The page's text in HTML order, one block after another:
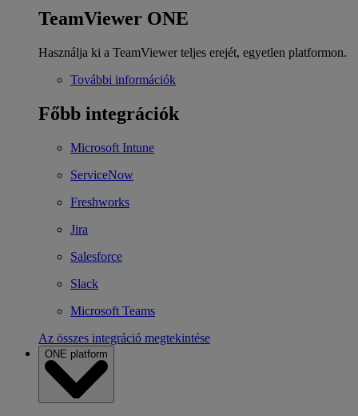
TeamViewer ONE
Használja ki a TeamViewer teljes erejét, egyetlen platformon.
További információk
Főbb integrációk
Microsoft Intune
ServiceNow
Freshworks
Jira
Salesforce
Slack
Microsoft Teams
Az összes integráció megtekintése
ONE platform